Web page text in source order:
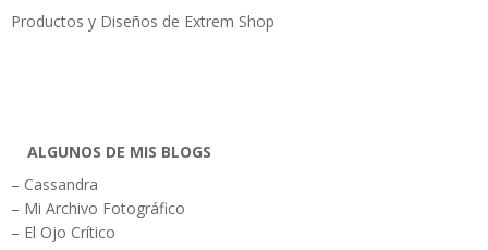
Productos y Diseños de Extrem Shop
ALGUNOS DE MIS BLOGS
– Cassandra
– Mi Archivo Fotográfico
– El Ojo Crítico